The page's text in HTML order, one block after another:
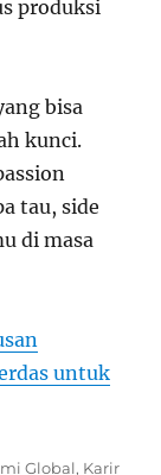
produksi
bisa
kunci.
tau, side
di masa
untuk
Global, Karir